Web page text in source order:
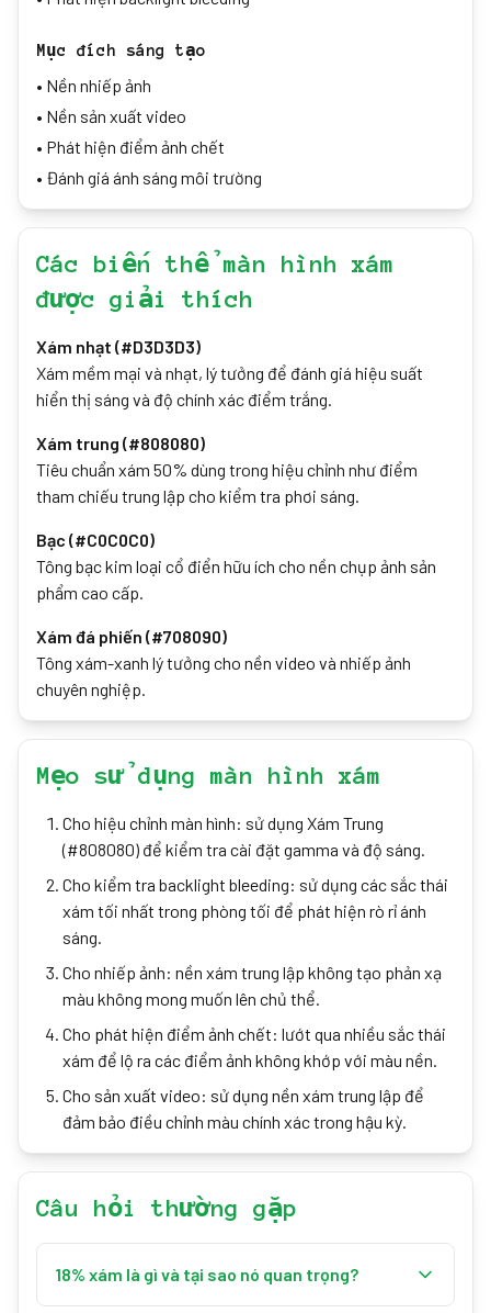
Mục đích sáng tạo
• Nền nhiếp ảnh
• Nền sản xuất video
• Phát hiện điểm ảnh chết
• Đánh giá ánh sáng môi trường
Các biến thể màn hình xám
được giải thích
Xám nhạt (#D3D3D3)
Xám mềm mại và nhạt, lý tưởng để đánh giá hiệu suất
hiển thị sáng và độ chính xác điểm trắng.
Xám trung (#808080)
Tiêu chuẩn xám 50% dùng trong hiệu chỉnh như điểm
tham chiếu trung lập cho kiểm tra phơi sáng.
Bạc (#C0C0C0)
Tông bạc kim loại cổ điển hữu ích cho nền chụp ảnh sản
phẩm cao cấp.
Xám đá phiến (#708090)
Tông xám-xanh lý tưởng cho nền video và nhiếp ảnh
chuyên nghiệp.
Mẹo sử dụng màn hình xám
Cho hiệu chỉnh màn hình: sử dụng Xám Trung
(#808080) để kiểm tra cài đặt gamma và độ sáng.
Cho kiểm tra backlight bleeding: sử dụng các sắc thái
xám tối nhất trong phòng tối để phát hiện rò rỉ ánh
sáng.
Cho nhiếp ảnh: nền xám trung lập không tạo phản xạ
màu không mong muốn lên chủ thể.
Cho phát hiện điểm ảnh chết: lướt qua nhiều sắc thái
xám để lộ ra các điểm ảnh không khớp với màu nền.
Cho sản xuất video: sử dụng nền xám trung lập để
đảm bảo điều chỉnh màu chính xác trong hậu kỳ.
Câu hỏi thường gặp
18% xám là gì và tại sao nó quan trọng?